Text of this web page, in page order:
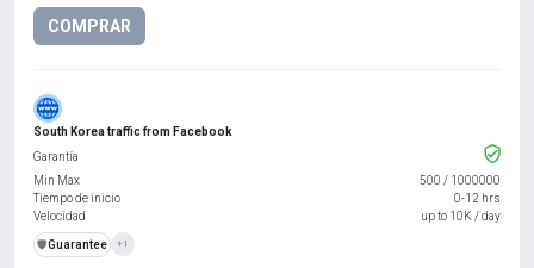
COMPRAR
South Korea traffic from Facebook
Garantía
Min Max
500 / 1000000
Tiempo de inicio
0-12 hrs
Velocidad
up to 10K / day
️🛡️Guarantee +1